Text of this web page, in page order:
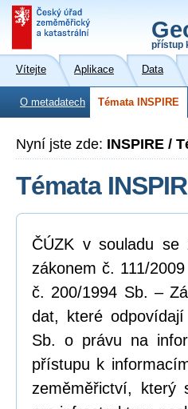
přístup
Vítejte Aplikace Data
O metadatech Témata INSPIRE
Nyní jste zde: INSPIRE /
Témata
ČÚZK v souladu se
zákonem č. 111/
č. 200/1994 Sb. –
dat, které
Sb. o právu na
přístupu k
zeměměřictví, který